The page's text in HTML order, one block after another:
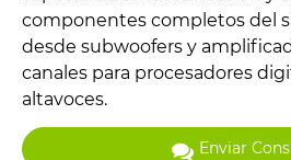
componentes completos del
desde subwoofers y
canales para procesadores
altavoces.
Enviar